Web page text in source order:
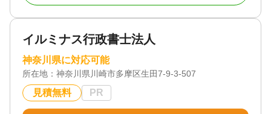
時以降相談可 / オンライン面談可 / 事務所面談可
神奈川県
対応業務
後見 / 家族信託 / 相続手続き / 銀行手続き
電話相談可 / 訪問可 / 土日相談可 / 初回相談無料 / 18
時以降相談可 / オンライン面談可 / 事務所面談可
イルミナス行政書士法人
神奈川県に対応可能
所在地： 神奈川県川崎市多摩区生田7-9-3-507
見積無料 PR